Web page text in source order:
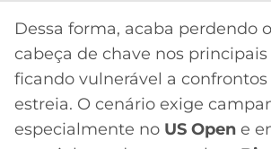
Dessa forma, acaba perdendo
cabeça de chave nos
ficando vulnerável a
estreia. O cenário exige
especialmente no US Open e